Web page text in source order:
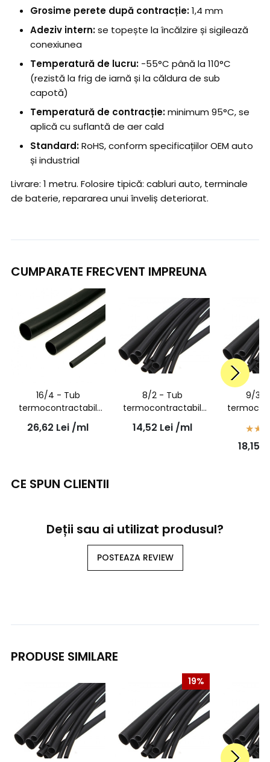
Grosime perete după contracție:1,4 mm
Adeziv intern:se topește la încălzire și sigilează
conexiunea
Temperatură de lucru: -55°C până la 110°C
(rezistă la frig de iarnă și la căldura de sub
capotă)
Temperatură de contracție:minimum 95°C, se
aplică cu suflantă de aer cald
Standard:RoHS, conform specificațiilor OEM auto
și industrial
Livrare: 1 metru. Folosire tipică: cabluri auto, terminale
de baterie, repararea unui înveliș deteriorat.
CUMPARATE FRECVENT IMPREUNA
16/4 - Tub
termocontractabil
negru cu adeziv
16mm la 4mm - 1
26,62 Lei /ml
8/2 - Tub
termocontractabil
negru cu adeziv 8mm
la 2mm - 1 metru
14,52 Lei /ml
9/3 -
la 3mm
18,15
CE SPUN CLIENTII
Deții sau ai utilizat produsul?
POSTEAZA REVIEW
PRODUSE SIMILARE
19%